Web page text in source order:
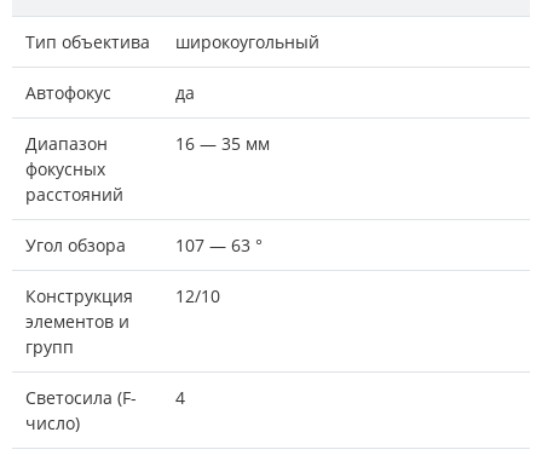
Тип объектива широкоугольный
Автофокус да
Диапазон
фокусных
расстояний
16 — 35 мм
Угол обзора 107 — 63 °
Конструкция
элементов и
групп
12/10
Светосила (F-
число)
4